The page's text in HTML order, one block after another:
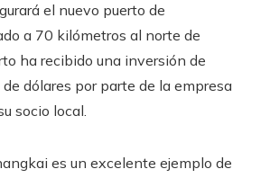
el nuevo puerto de
a 70 kilómetros al norte de
ha recibido una inversión de
dólares por parte de la empresa
socio local.
es un excelente ejemplo de